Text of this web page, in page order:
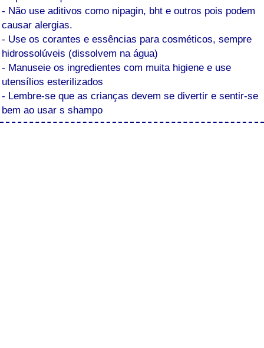
- Não use aditivos como nipagin, bht e outros pois podem
causar alergias.
- Use os corantes e essências para cosméticos, sempre
hidrossolúveis (dissolvem na água)
- Manuseie os ingredientes com muita higiene e use
utensílios esterilizados
- Lembre-se que as crianças devem se divertir e sentir-se
bem ao usar s shampo